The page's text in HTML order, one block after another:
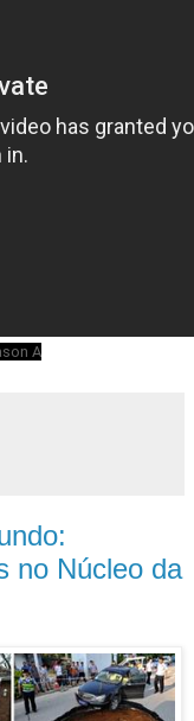
A
no Núcleo da